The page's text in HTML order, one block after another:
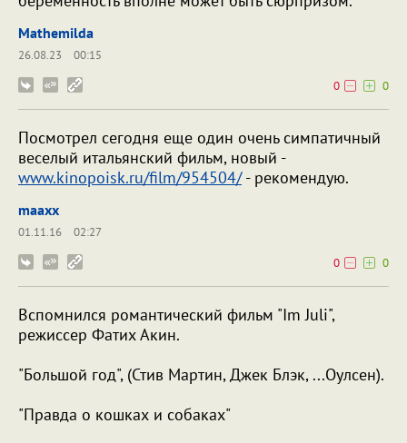
Mathemilda
26.08.23
00:15
0
0
Посмотрел сегодня еще один очень симпатичный
веселый итальянский фильм, новый -
www.kinopoisk.ru/film/954504/- рекомендую.
maaxx
01.11.16
02:27
0
0
Вспомнился романтический фильм "Im Juli",
режиссер Фатих Акин.
"Большой год", (Стив Мартин, Джек Блэк, ...Оулсен).
"Правда о кошках и собаках"